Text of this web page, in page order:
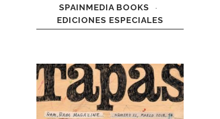
SPAINMEDIA BOOKS
EDICIONES ESPECIALES